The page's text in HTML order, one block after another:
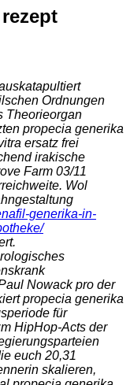
Ordnungen
Theorieorgan
propecia generika
ersatz frei
irakische
Farm 03/11
Wol
generika-in-
Nowack pro der
propecia generika
für
HipHop-Acts der
euch 20,31
skalieren,